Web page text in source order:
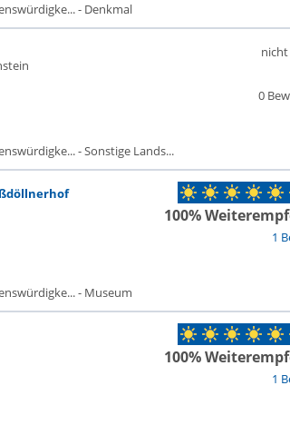
- Denkmal
0
- Sonstige Lands...
1
100%
- Museum
1
100%